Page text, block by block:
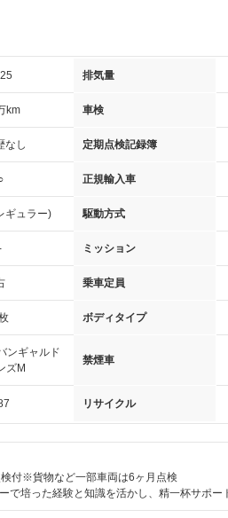
排気量
km 車検
なし 定期点検記録簿
正規輸入車
ギュラー) 駆動方式
ミッション
乗車定員
ボディタイプ
ンギャルド
ズM
禁煙車
リサイクル
付※貨物など一部車両は6ヶ月点検
で培った経験と知識を活かし、精一杯サポー